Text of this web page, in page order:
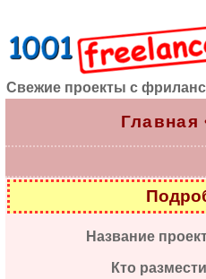
Свежие проекты с
Главная
Название
Кто